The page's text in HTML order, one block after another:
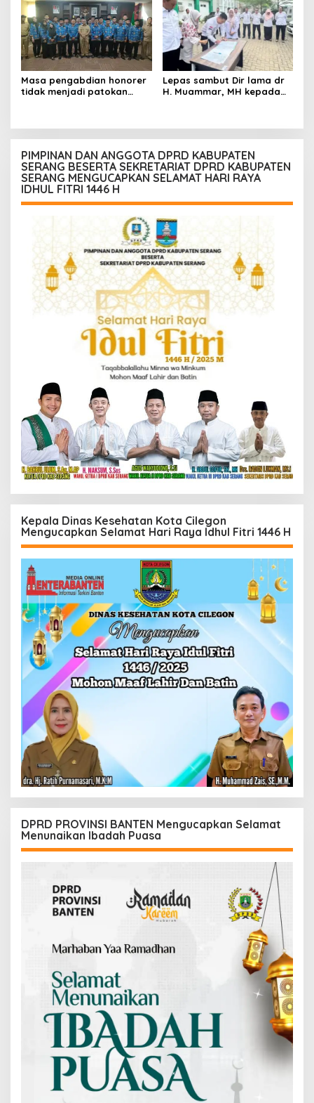
RAMADHAN 1447 H
Masa pengabdian honorer
tidak menjadi patokan
Lepas sambut Dir lama dr
H. Muammar, MH kepada
PIMPINAN DAN ANGGOTA DPRD KABUPATEN
SERANG BESERTA SEKRETARIAT DPRD KABUPATEN
SERANG MENGUCAPKAN SELAMAT HARI RAYA
IDHUL FITRI 1446 H
Kepala Dinas Kesehatan Kota Cilegon
Mengucapkan Selamat Hari Raya Idhul Fitri 1446 H
DPRD PROVINSI BANTEN Mengucapkan Selamat
Menunaikan Ibadah Puasa